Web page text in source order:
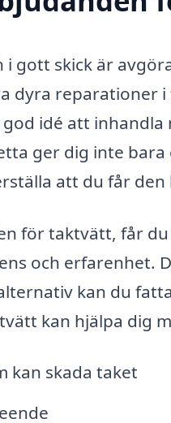
gott skick är
dyra reparationer
idé att
ger dig inte
att du får
för taktvätt, får
och erfarenhet.
kan du
kan hjälpa dig
kan skada taket